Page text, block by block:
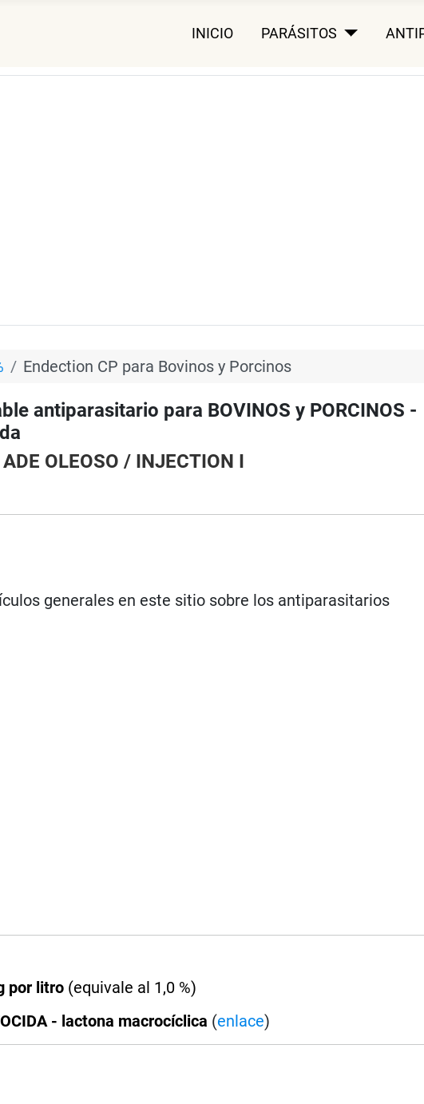
INICIO PARÁSITOS
Endection CP para Bovinos y Porcinos
antiparasitario para BOVINOS y PORCINOS -
OLEOSO / INJECTION I
generales en este sitio sobre los antiparasitarios
por litro (equivale al 1,0 %)
- lactona macrocíclica (enlace)